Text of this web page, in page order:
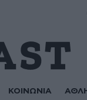
ΚΟΙΝΩΝΙΑ